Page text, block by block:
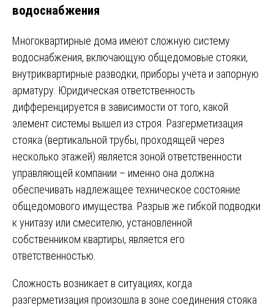
водоснабжения
Многоквартирные дома имеют сложную систему
водоснабжения, включающую общедомовые стояки,
внутриквартирные разводки, приборы учёта и запорную
арматуру. Юридическая ответственность
дифференцируется в зависимости от того, какой
элемент системы вышел из строя. Разгерметизация
стояка (вертикальной трубы, проходящей через
несколько этажей) является зоной ответственности
управляющей компании – именно она должна
обеспечивать надлежащее техническое состояние
общедомового имущества. Разрыв же гибкой подводки
к унитазу или смесителю, установленной
собственником квартиры, является его
ответственностью.
Сложность возникает в ситуациях, когда
разгерметизация произошла в зоне соединения стояка